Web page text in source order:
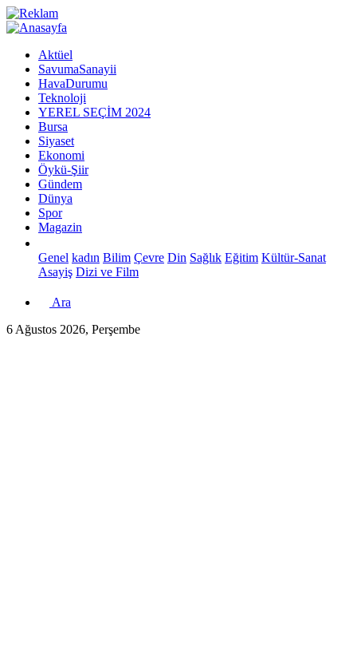
Aktüel
SavumaSanayii
HavaDurumu
Teknoloji
YEREL SEÇİM 2024
Bursa
Siyaset
Ekonomi
Öykü-Şiir
Gündem
Dünya
Spor
Magazin
Genel kadın Bilim Çevre Din Sağlık Eğitim Kültür-Sanat
Asayiş Dizi ve Film
Ara
6 Ağustos 2026, Perşembe